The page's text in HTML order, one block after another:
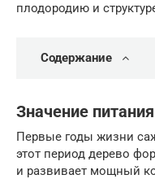
плодородию и
Содержание
Значение
Первые годы жизни
этот период дерево
и развивает мощный